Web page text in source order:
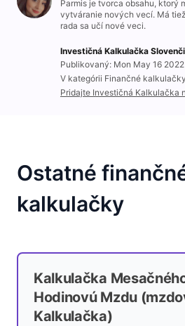
Parmis je tvorca obsahu, ktorý
vytváranie nových vecí. Má
rada sa učí nové veci.
Investičná Kalkulačka
Publikovaný: Mon May 16 2022
V kategórii Finančné kalkulačky
Pridajte Investičná Kalkulačka
Ostatné
kalkulačky
Kalkulačka
Hodinovú Mzdu
Kalkulačka)